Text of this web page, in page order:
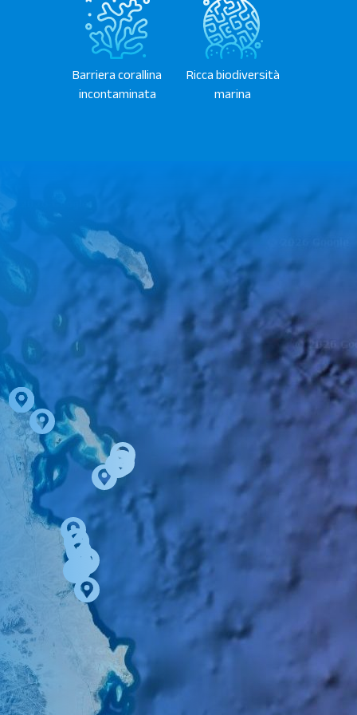
Barriera corallina
incontaminata
Ricca biodiversità
marina